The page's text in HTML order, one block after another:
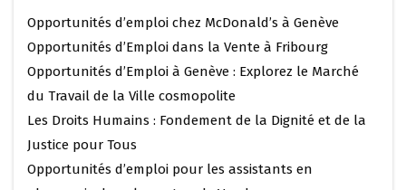
Opportunités d’emploi chez McDonald’s à Genève
Opportunités d’Emploi dans la Vente à Fribourg
Opportunités d’Emploi à Genève : Explorez le Marché
du Travail de la Ville cosmopolite
Les Droits Humains : Fondement de la Dignité et de la
Justice pour Tous
Opportunités d’emploi pour les assistants en